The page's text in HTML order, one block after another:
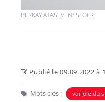
BERKAY ATASEVEN/ISTOCK
Publié le 09.09.2022 à
Mots clés : variole du